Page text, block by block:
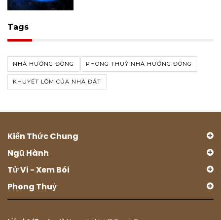
Tags
NHÀ HƯỚNG ĐÔNG PHONG THUỶ NHÀ HƯỚNG ĐÔNG
KHUYẾT LÕM CỦA NHÀ ĐẤT
Kiến Thức Chung
Ngũ Hành
Tử Vi - Xem Bói
Phong Thuỷ